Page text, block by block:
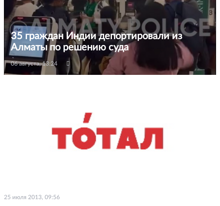
35 граждан Индии депортировали из
Алматы по решению суда
06 августа, 13:24
25 июля 2013, 09:56